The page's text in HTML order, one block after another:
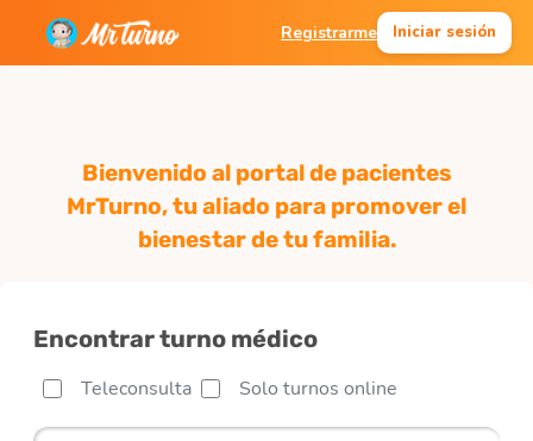
Registrarme Iniciar sesión
Bienvenido al portal de pacientes
MrTurno, tu aliado para promover el
bienestar de tu familia.
Encontrar turno médico
Teleconsulta Solo turnos online